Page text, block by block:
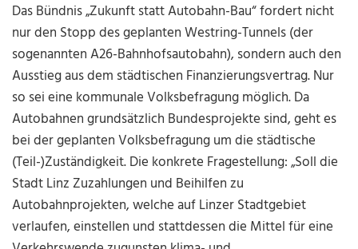
Das Bündnis „Zukunft statt Autobahn-Bau“ fordert nicht
nur den Stopp des geplanten Westring-Tunnels (der
sogenannten A26-Bahnhofsautobahn), sondern auch den
Ausstieg aus dem städtischen Finanzierungsvertrag. Nur
so sei eine kommunale Volksbefragung möglich. Da
Autobahnen grundsätzlich Bundesprojekte sind, geht es
bei der geplanten Volksbefragung um die städtische
(Teil-)Zuständigkeit. Die konkrete Fragestellung: „Soll die
Stadt Linz Zuzahlungen und Beihilfen zu
Autobahnprojekten, welche auf Linzer Stadtgebiet
verlaufen, einstellen und stattdessen die Mittel für eine